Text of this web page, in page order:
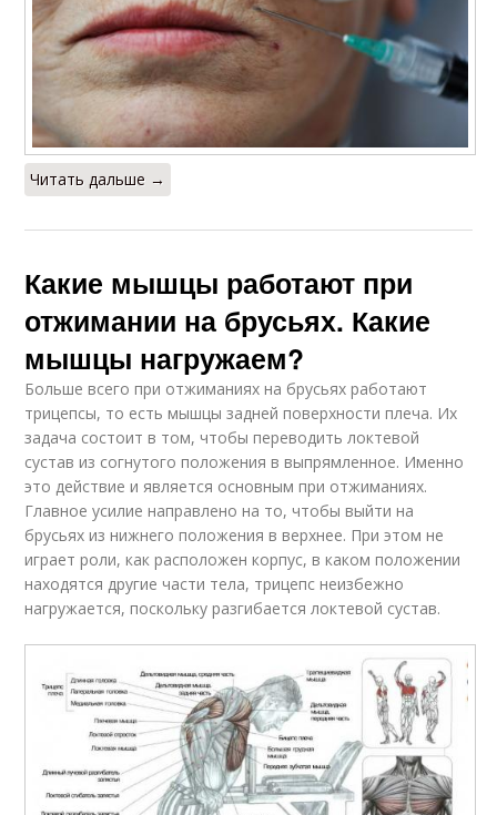
Читать дальше →
Какие мышцы работают при
отжимании на брусьях. Какие
мышцы нагружаем?
Больше всего при отжиманиях на брусьях работают
трицепсы, то есть мышцы задней поверхности плеча. Их
задача состоит в том, чтобы переводить локтевой
сустав из согнутого положения в выпрямленное. Именно
это действие и является основным при отжиманиях.
Главное усилие направлено на то, чтобы выйти на
брусьях из нижнего положения в верхнее. При этом не
играет роли, как расположен корпус, в каком положении
находятся другие части тела, трицепс неизбежно
нагружается, поскольку разгибается локтевой сустав.